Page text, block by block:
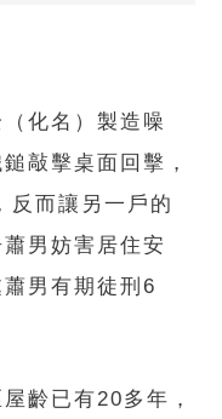
化名）製造噪
敲擊桌面回擊，
反而讓另一戶的
男妨害居住安
男有期徒刑6
齡已有20多年，